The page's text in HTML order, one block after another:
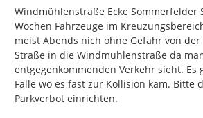
Windmühlenstraße Ecke Sommerfelder
Wochen Fahrzeuge im
meist Abends nich ohne Gefahr von
Straße in die Windmühlenstraße da
entgegenkommenden Verkehr sieht. Es
Fälle wo es fast zur Kollision kam. Bitte
Parkverbot einrichten.